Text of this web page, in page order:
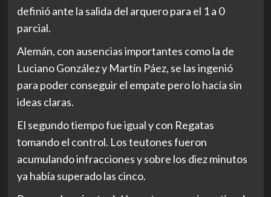
definió ante la salida del arquero para el 1 a 0
parcial.
Alemán, con ausencias importantes como la de
Luciano González y Martín Páez, se las ingenió
para poder conseguir el empate pero lo hacía sin
ideas claras.
El segundo tiempo fue igual y con Regatas
tomando el control. Los teutones fueron
acumulando infracciones y sobre los diez minutos
ya había superado las cinco.